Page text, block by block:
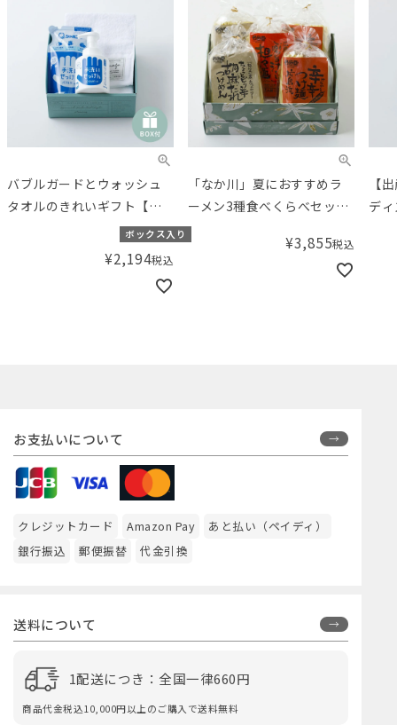
バブルガードとウォッシュ
タオルのきれいギフト【ギ
フトボックス入り】／
Amingオリジナルセット
ボックス入り
¥2,194税込
「なか川」夏におすすめラ
ーメン3種食べくらべセット
【ギフトボックス入り】／
Amingオリジナルセット
¥3,855税込
【
デ
お支払いについて
クレジットカード Amazon Pay
あと払い（ペイディ）
銀行振込
郵便振替 代金引換
送料について
1配送につき：全国一律660円
商品代金税込10,000円以上のご購入で送料無料